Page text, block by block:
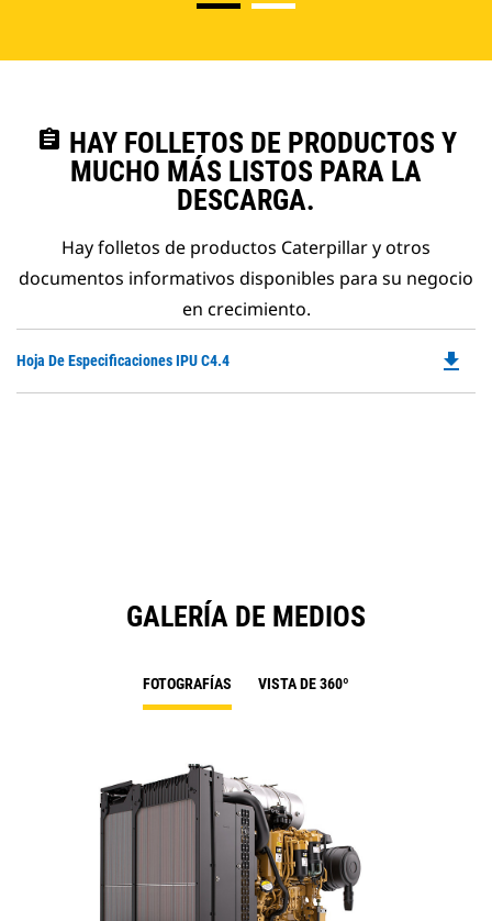
assignment HAY FOLLETOS DE PRODUCTOS Y
MUCHO MÁS LISTOS PARA LA
DESCARGA.
Hay folletos de productos Caterpillar y otros
documentos informativos disponibles para su negocio
en crecimiento.
Hoja De Especificaciones IPU C4.4 file_download
GALERÍA DE MEDIOS
FOTOGRAFÍAS VISTA DE 360º